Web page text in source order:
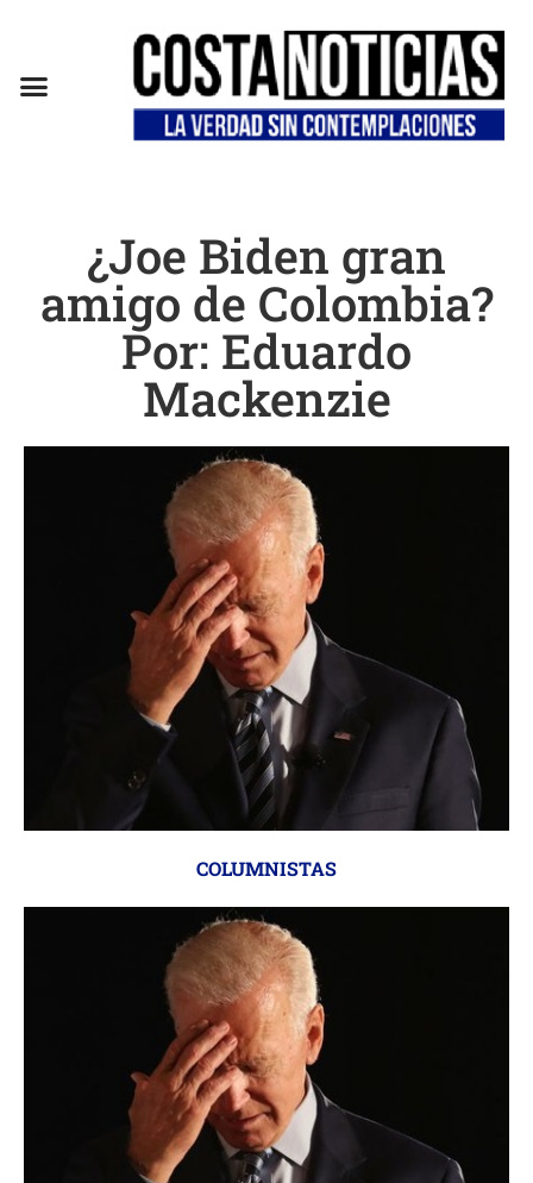
¿Joe Biden gran
amigo de Colombia?
Por: Eduardo
Mackenzie
COLUMNISTAS